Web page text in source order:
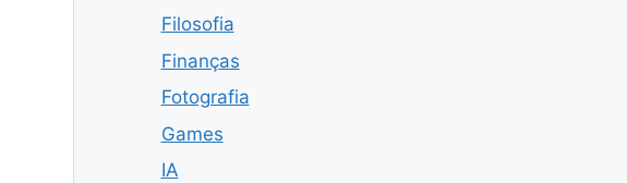
Filosofia
Finanças
Fotografia
Games
IA